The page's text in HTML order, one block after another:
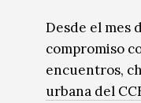
Música
Música
Sin categoríaSin
Desde el mes
compromiso
encuentros,
urbana del